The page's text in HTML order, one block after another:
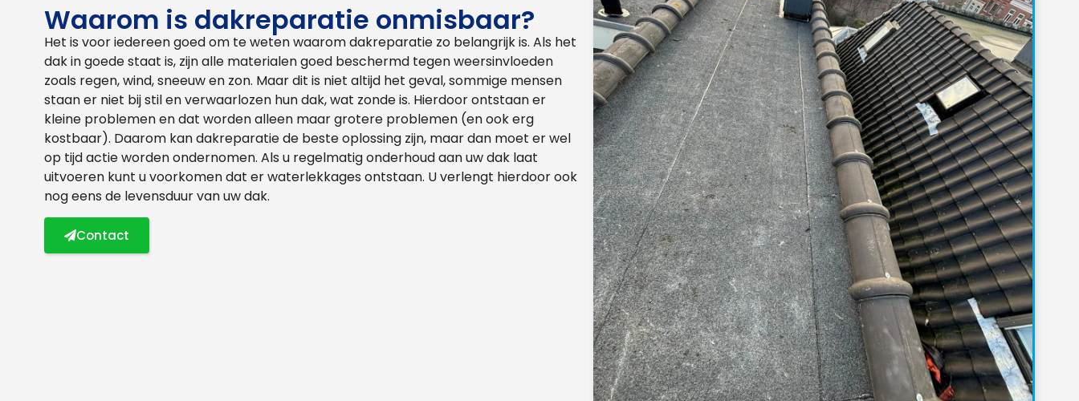
Waarom is dakreparatie onmisbaar?
Het is voor iedereen goed om te weten waarom dakreparatie zo belangrijk is. Als het
dak in goede staat is, zijn alle materialen goed beschermd tegen weersinvloeden
zoals regen, wind, sneeuw en zon. Maar dit is niet altijd het geval, sommige mensen
staan er niet bij stil en verwaarlozen hun dak, wat zonde is. Hierdoor ontstaan er
kleine problemen en dat worden alleen maar grotere problemen (en ook erg
kostbaar). Daarom kan dakreparatie de beste oplossing zijn, maar dan moet er wel
op tijd actie worden ondernomen. Als u regelmatig onderhoud aan uw dak laat
uitvoeren kunt u voorkomen dat er waterlekkages ontstaan. U verlengt hierdoor ook
nog eens de levensduur van uw dak.
Contact